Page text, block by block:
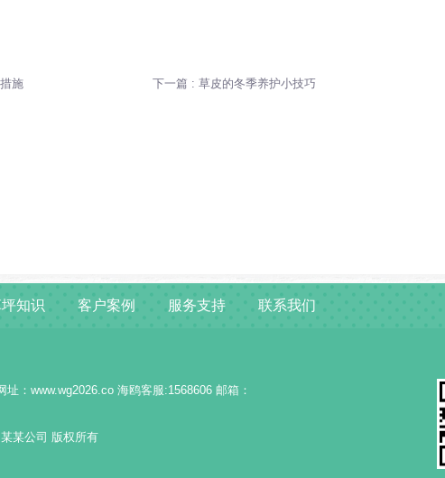
施 下一篇 : 草皮的冬季养护小技巧
知识 客户案例 服务支持 联系我们
：www.wg2026.co 海鸥客服:1568606 邮箱：
某公司 版权所有